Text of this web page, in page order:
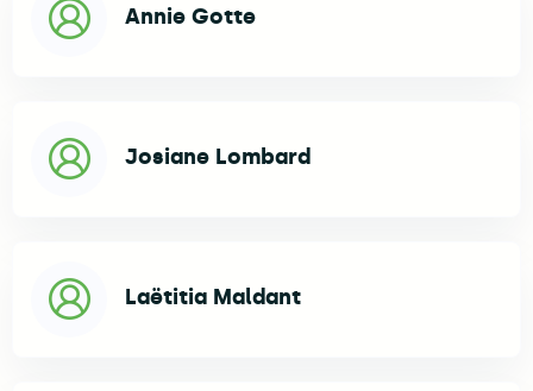
Annie Gotte
Josiane Lombard
Laëtitia Maldant